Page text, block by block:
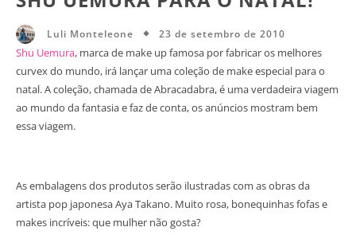
Luli Monteleone 23 de setembro de 2010
Shu Uemura, marca de make up famosa por fabricar os melhores
curvex do mundo, irá lançar uma coleção de make especial para o
natal. A coleção, chamada de Abracadabra, é uma verdadeira viagem
ao mundo da fantasia e faz de conta, os anúncios mostram bem
essa viagem.
As embalagens dos produtos serão ilustradas com as obras da
artista pop japonesa Aya Takano. Muito rosa, bonequinhas fofas e
makes incríveis: que mulher não gosta?